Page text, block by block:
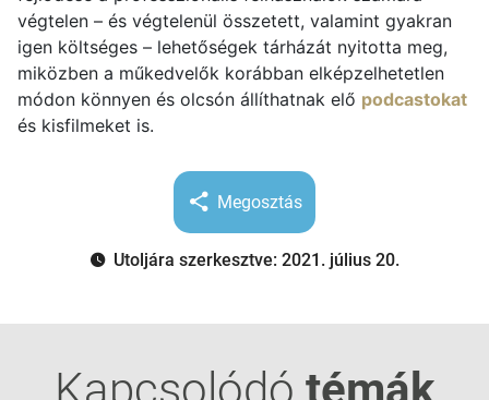
végtelen – és végtelenül összetett, valamint gyakran
igen költséges – lehetőségek tárházát nyitotta meg,
miközben a műkedvelők korábban elképzelhetetlen
módon könnyen és olcsón állíthatnak elő podcastokat
és kisfilmeket is.
Megosztás
Utoljára szerkesztve: 2021. július 20.